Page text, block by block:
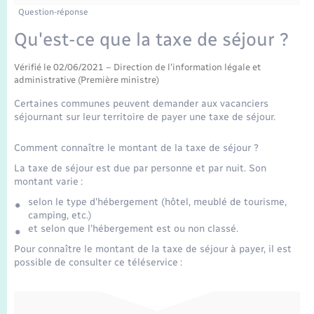
Etat-civil - Papiers - Citoyenneté
Mariage – PACS
Parrainage civil
Recensement
Logement - Urbanisme
Loisirs
Nouvel habitant
Numérique
Organisation d’événement
Transports scolaires
Travaux - Autorisation d’occupation de l’espace
Compétences
Plan interactif
Présentation de la commune
Publications
La Communauté de communes
Question-réponse
Qu'est-ce que la taxe de séjour ?
Vérifié le 02/06/2021 – Direction de l'information légale et
administrative (Première ministre)
Certaines communes peuvent demander aux vacanciers
séjournant sur leur territoire de payer une taxe de séjour.
Comment connaître le montant de la taxe de séjour ?
La taxe de séjour est due par personne et par nuit. Son
montant varie :
selon le type d'hébergement (hôtel, meublé de tourisme,
camping, etc.)
et selon que l'hébergement est ou non classé.
Pour connaître le montant de la taxe de séjour à payer, il est
possible de consulter ce téléservice :